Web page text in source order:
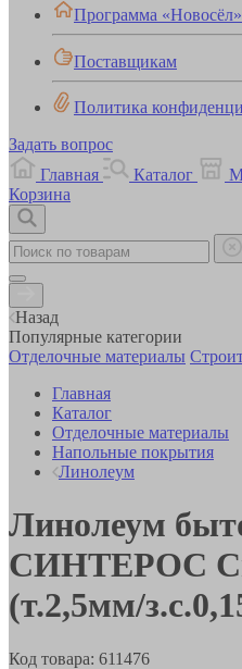
Программа «Новосёл»
Поставщикам
Политика
Задать вопрос
Главная
Каталог
Корзина
Назад
Популярные категории
Отделочные материалы
Главная
Каталог
Отделочные материалы
Напольные покрытия
Линолеум
Линолеум
СИНТЕРОС
(т.2,5мм/
Код товара: 611476